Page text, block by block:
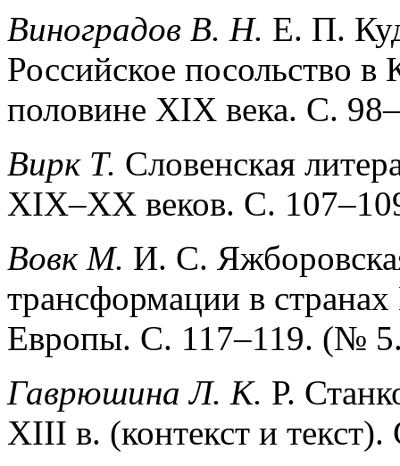
Виноградов В. Н. Е. П.
Российское посольство в
половине XIX века. С.
Вирк Т. Словенская
XIX–XX веков. С.
Вовк М. И. С.
трансформации в
Европы. С. 117–119. (№
Гаврюшина Л. К. Р.
XIII в. (контекст и